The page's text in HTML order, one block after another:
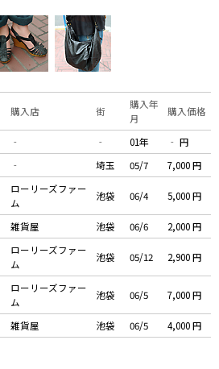
購入店 街
購入年
月
購入価格
‐ ‐ 01年
‐ 円
‐ 埼玉 05/7 7,000 円
ローリーズファー
ム
池袋 06/4 5,000 円
雑貨屋 池袋 06/6
2,000 円
ローリーズファー
ム
池袋 05/12 2,900 円
ローリーズファー
ム
池袋 06/5 7,000 円
雑貨屋 池袋 06/5 4,000 円